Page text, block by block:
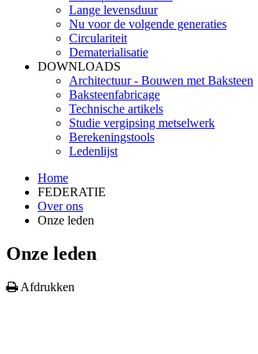
Lange levensduur
Nu voor de volgende generaties
Circulariteit
Dematerialisatie
DOWNLOADS
Architectuur - Bouwen met Baksteen
Baksteenfabricage
Technische artikels
Studie vergipsing metselwerk
Berekeningstools
Ledenlijst
Home
FEDERATIE
Over ons
Onze leden
Onze leden
Afdrukken